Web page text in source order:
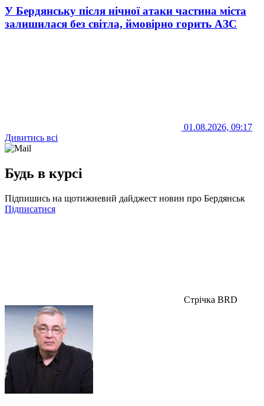
У Бердянську після нічної атаки частина міста
залишилася без світла, ймовірно горить АЗС
01.08.2026, 09:17
Дивитись всі
Будь в курсі
Підпишись на щотижневий дайджест новин про Бердянськ
Підписатися
Стрічка BRD